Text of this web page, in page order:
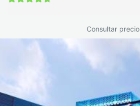
4.7 / 5
Consultar precio